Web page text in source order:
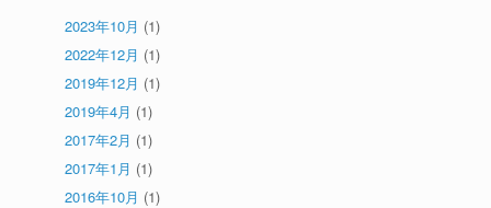
2023年10月 (1)
2022年12月 (1)
2019年12月 (1)
2019年4月 (1)
2017年2月 (1)
2017年1月 (1)
2016年10月 (1)